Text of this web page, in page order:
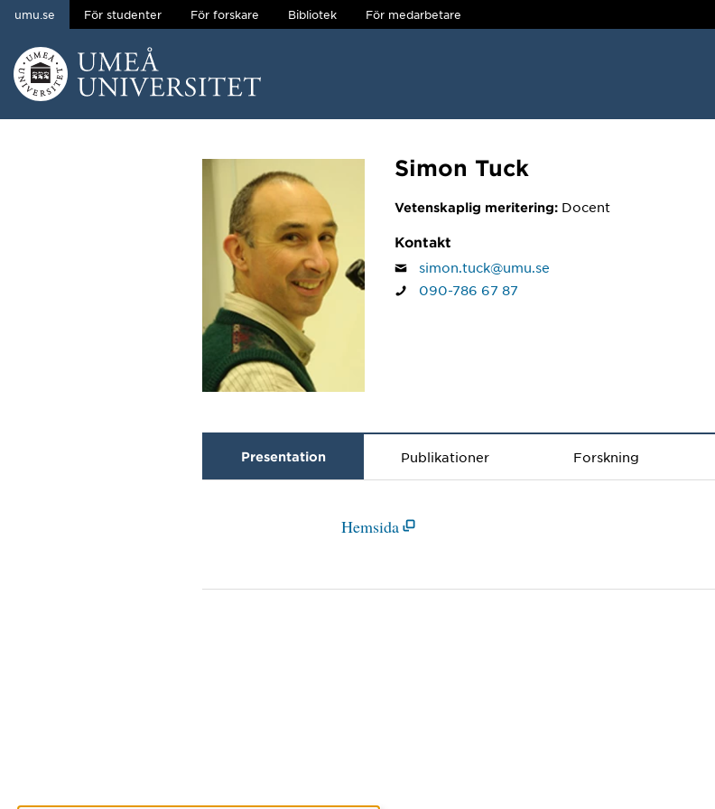
Hoppa direkt till innehållet
umu.se För studenter För forskare Bibliotek För medarbetare
Simon Tuck
Vetenskaplig meritering: Docent
Kontakt
simon.tuck@umu.se
090-786 67 87
Presentation Publikationer Forskning
Hemsida